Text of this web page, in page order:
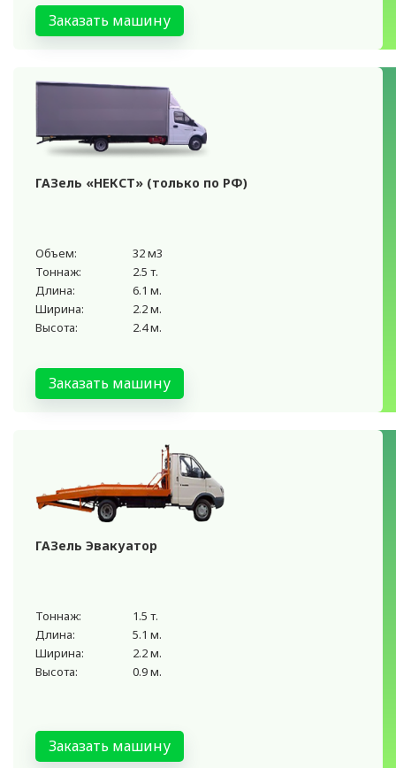
Заказать машину
ГАЗель «НЕКСТ» (только по РФ)
Объем:
32 м3
Тоннаж:
2.5 т.
Длина:
6.1 м.
Ширина:
2.2 м.
Высота:
2.4 м.
Заказать машину
ГАЗель Эвакуатор
Тоннаж:
1.5 т.
Длина:
5.1 м.
Ширина:
2.2 м.
Высота:
0.9 м.
Заказать машину